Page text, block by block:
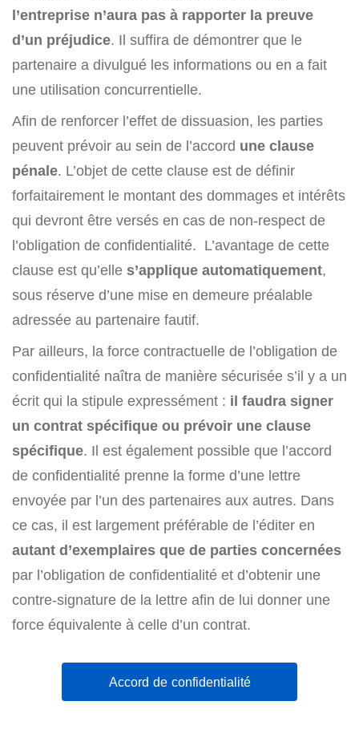
l’entreprise n’aura pas à rapporter la preuve
d’un préjudice. Il suffira de démontrer que le
partenaire a divulgué les informations ou en a fait
une utilisation concurrentielle.
Afin de renforcer l’effet de dissuasion, les parties
peuvent prévoir au sein de l’accord une clause
pénale. L’objet de cette clause est de définir
forfaitairement le montant des dommages et intérêts
qui devront être versés en cas de non-respect de
l’obligation de confidentialité. L’avantage de cette
clause est qu’elle s’applique automatiquement,
sous réserve d’une mise en demeure préalable
adressée au partenaire fautif.
Par ailleurs, la force contractuelle de l’obligation de
confidentialité naîtra de manière sécurisée s’il y a un
écrit qui la stipule expressément : il faudra signer
un contrat spécifique ou prévoir une clause
spécifique. Il est également possible que l’accord
de confidentialité prenne la forme d’une lettre
envoyée par l’un des partenaires aux autres. Dans
ce cas, il est largement préférable de l’éditer en
autant d’exemplaires que de parties concernées
par l’obligation de confidentialité et d’obtenir une
contre-signature de la lettre afin de lui donner une
force équivalente à celle d’un contrat.
Accord de confidentialité